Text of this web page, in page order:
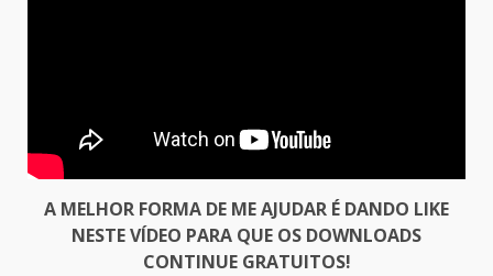
A MELHOR FORMA DE ME AJUDAR É DANDO LIKE
NESTE VÍDEO PARA QUE OS DOWNLOADS
CONTINUE GRATUITOS!